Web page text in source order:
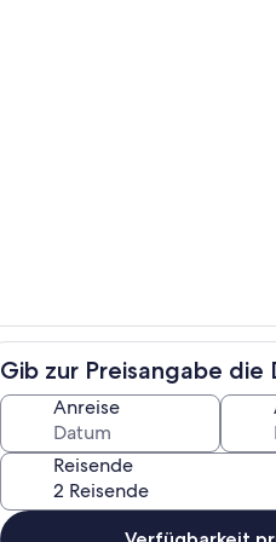
Gib zur Preisangabe die
Anreise
Reisende